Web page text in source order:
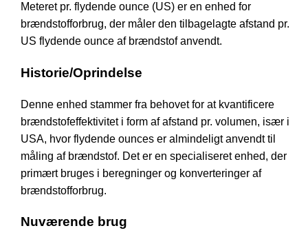
Meteret pr. flydende ounce (US) er en enhed for
brændstofforbrug, der måler den tilbagelagte afstand pr.
US flydende ounce af brændstof anvendt.
Historie/Oprindelse
Denne enhed stammer fra behovet for at kvantificere
brændstofeffektivitet i form af afstand pr. volumen, især i
USA, hvor flydende ounces er almindeligt anvendt til
måling af brændstof. Det er en specialiseret enhed, der
primært bruges i beregninger og konverteringer af
brændstofforbrug.
Nuværende brug